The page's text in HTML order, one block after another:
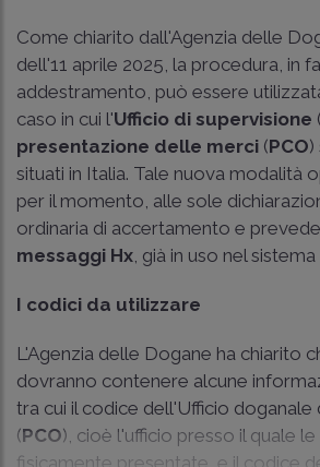
Come chiarito dall'Agenzia delle
dell'11 aprile 2025, la procedura, in
addestramento, può essere
caso in cui l'Ufficio di supervisione (
presentazione delle merci (PCO)
situati in Italia. Tale nuova modalità
per il momento, alle sole
ordinaria di accertamento e
messaggi Hx, già in uso nel
I codici da utilizzare
L'Agenzia delle Dogane ha chiarito
dovranno contenere alcune
tra cui il codice dell'Ufficio doganale
(PCO), cioè l'ufficio presso il quale le